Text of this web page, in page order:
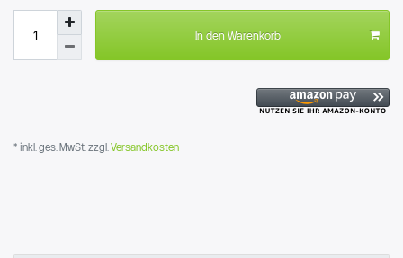
In den Warenkorb
* inkl. ges. MwSt. zzgl. Versandkosten